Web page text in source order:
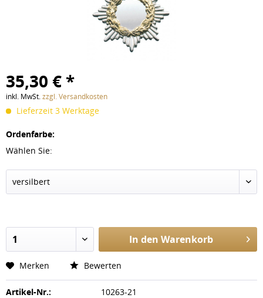
35,30 € *
inkl. MwSt.zzgl. Versandkosten
Lieferzeit 3 Werktage
Ordenfarbe:
Wählen Sie:
In den Warenkorb
Merken Bewerten
Artikel-Nr.: 10263-21